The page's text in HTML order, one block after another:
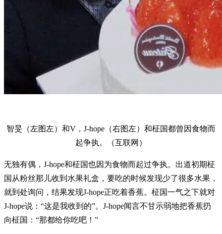
智旻（左图左）和V，J-hope（右图左）和柾国都曾因食物而
起争执。（互联网）
无独有偶，J-hope和柾国也因为食物而起过争执。出道初期柾
国从粉丝那儿收到水果礼盒，要吃的时候发现少了很多水果，
就到处询问，结果发现J-hope正吃着香蕉。柾国一气之下就对
J-hope说：“这是我收到的”。J-hope闻言不甘示弱地把香蕉扔
向柾国：“那都给你吃吧！”